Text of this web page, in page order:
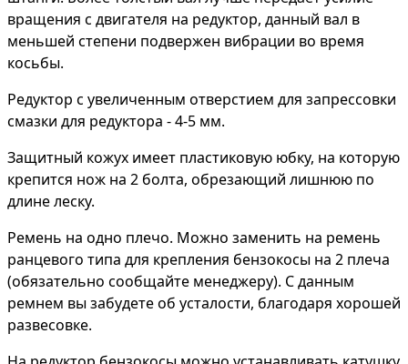
вращения с двигателя на редуктор, данный вал в
меньшей степени подвержен вибрации во время
косьбы.
Редуктор с увеличенным отверстием для запрессовки
смазки для редуктора - 4-5 мм.
Защитный кожух имеет пластиковую юбку, на которую
крепится нож на 2 болта, обрезающий лишнюю по
длине леску.
Ремень на одно плечо. Можно заменить на ремень
ранцевого типа для крепления бензокосы на 2 плеча
(обязательно сообщайте менеджеру). С данным
ремнем вы забудете об усталости, благодаря хорошей
развесовке.